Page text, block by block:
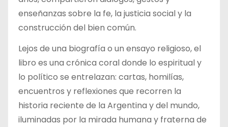
enseñanzas sobre la fe, la justicia social y la
construcción del bien común.
Lejos de una biografía o un ensayo religioso, el
libro es una crónica coral donde lo espiritual y
lo político se entrelazan: cartas, homilías,
encuentros y reflexiones que recorren la
historia reciente de la Argentina y del mundo,
iluminadas por la mirada humana y fraterna de